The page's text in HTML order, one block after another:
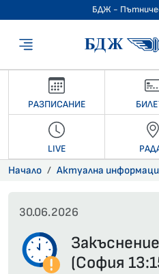
БДЖ -
РАЗПИСАНИЕ
LIVE
Начало Актуална
30.06.2026
(София